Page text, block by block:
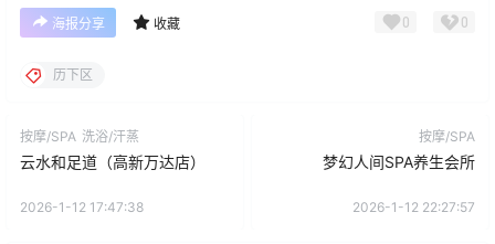
海报分享 收藏 0 0
历下区
按摩/SPA 洗浴/汗蒸
云水和足道（高新万达店）
2026-1-12 17:47:38
按摩/SPA
梦幻人间SPA养生会所
2026-1-12 22:27:57